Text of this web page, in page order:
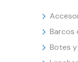
Barcos
Botes